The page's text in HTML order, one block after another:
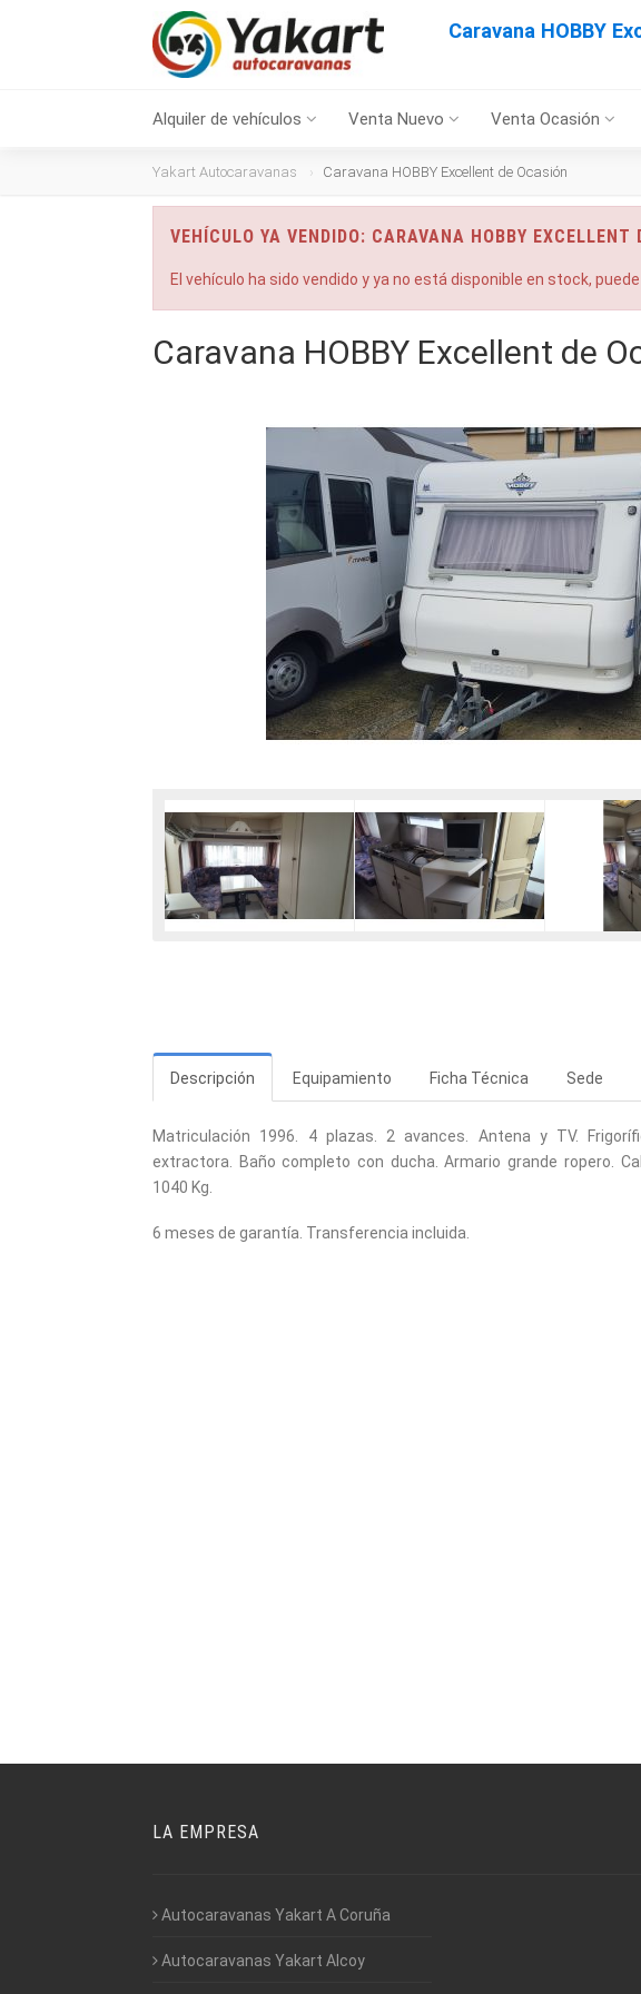
Caravana HOBBY
Alquiler de vehículos Venta Nuevo Venta Ocasión
Yakart Autocaravanas Caravana HOBBY Excellent de Ocasión
VEHÍCULO YA VENDIDO: CARAVANA HOBBY EXCELLENT
El vehículo ha sido vendido y ya no está disponible en stock,
Caravana HOBBY Excellent de
Descripción Equipamiento Ficha Técnica Sede
Matriculación 1996. 4 plazas. 2 avances. Antena y TV.
extractora. Baño completo con ducha. Armario grande ropero.
1040 Kg.
6 meses de garantía. Transferencia incluida.
LA EMPRESA
Autocaravanas Yakart A Coruña
Autocaravanas Yakart Alcoy